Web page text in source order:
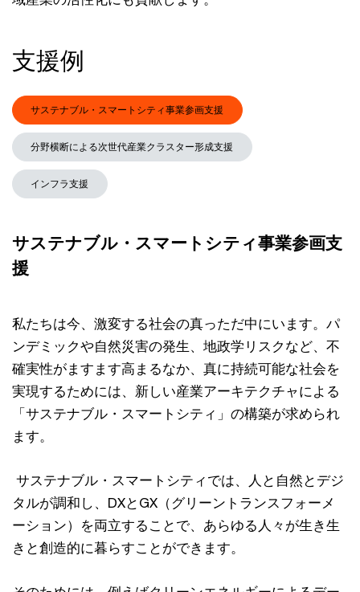
支援例
サステナブル・スマートシティ事業参画支援
分野横断による次世代産業クラスター形成支援
インフラ支援
サステナブル・スマートシティ事業参画支
援
私たちは今、激変する社会の真っただ中にいます。パ
ンデミックや自然災害の発生、地政学リスクなど、不
確実性がますます高まるなか、真に持続可能な社会を
実現するためには、新しい産業アーキテクチャによる
「サステナブル・スマートシティ」の構築が求められ
ます。
サステナブル・スマートシティでは、人と自然とデジ
タルが調和し、DXとGX（グリーントランスフォーメ
ーション）を両立することで、あらゆる人々が生き生
きと創造的に暮らすことができます。